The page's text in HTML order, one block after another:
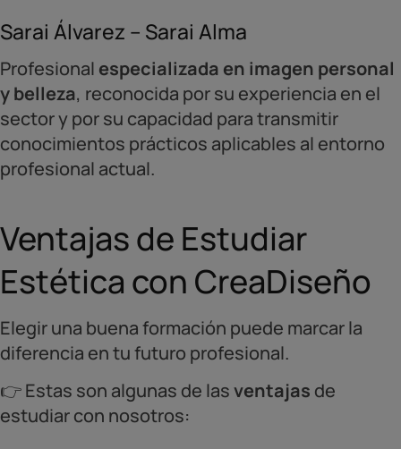
Sarai Álvarez – Sarai Alma
Profesional especializada en imagen personal
y belleza, reconocida por su experiencia en el
sector y por su capacidad para transmitir
conocimientos prácticos aplicables al entorno
profesional actual.
Ventajas de Estudiar
Estética con CreaDiseño
Elegir una buena formación puede marcar la
diferencia en tu futuro profesional.
👉 Estas son algunas de lasventajas de
estudiar con nosotros: